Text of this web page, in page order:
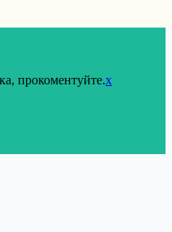
прокоментуйте.x